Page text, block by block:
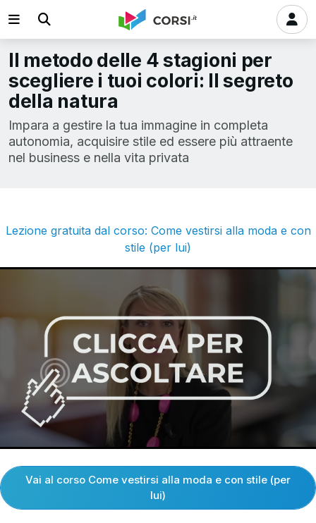
Il metodo delle 4 stagioni per
scegliere i tuoi colori: Il segreto
della natura
Impara a gestire la tua immagine in completa
autonomia, acquisire stile ed essere più attraente
nel business e nella vita privata
Lezione gratuita dal corso: Come vestirsi alla moda e con
stile (per lui)
Vai al corso Come vestirsi alla moda e con stile (per
lui)